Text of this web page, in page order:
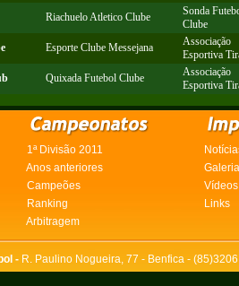
Riachuelo Atletico Clube
Sonda
Clube
Esporte Clube Messejana
Associação
Esportiva
Quixada Futebol Clube
Associação
Esportiva
1ª Divisão 2011
Anos anteriores
Campeões
Vídeos
Ranking
Links
Arbitragem
- R. Paulino Nogueira, 77 - Benfica -